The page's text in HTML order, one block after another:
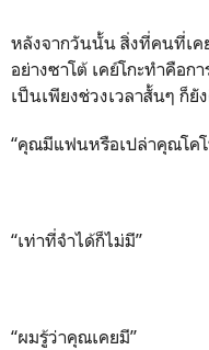
หลังจากวันนั้น สิ่งที่คนที่เค
อย่างซาโต้ เคย์โกะทำคือก
เป็นเพียงช่วงเวลาสั้นๆ ก็ยั
“คุณมีแฟนหรือเปล่าคุณโคโ
“เท่าที่จำได้ก็ไม่มี”
“ผมรู้ว่าคุณเคยมี”